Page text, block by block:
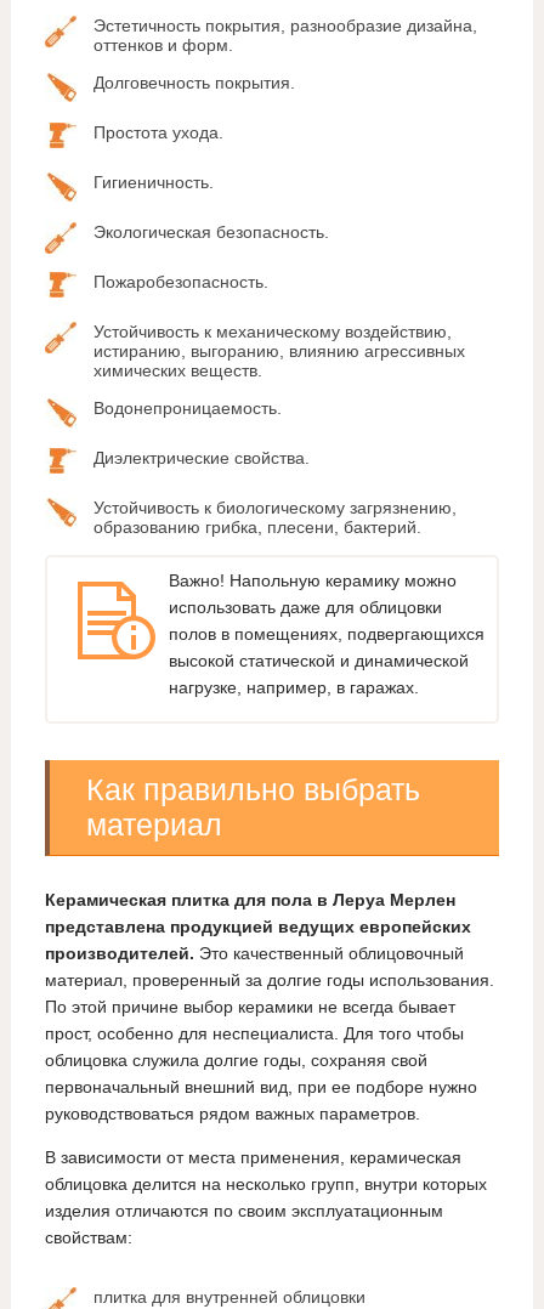
Эстетичность покрытия, разнообразие дизайна,
оттенков и форм.
Долговечность покрытия.
Простота ухода.
Гигиеничность.
Экологическая безопасность.
Пожаробезопасность.
Устойчивость к механическому воздействию,
истиранию, выгоранию, влиянию агрессивных
химических веществ.
Водонепроницаемость.
Диэлектрические свойства.
Устойчивость к биологическому загрязнению,
образованию грибка, плесени, бактерий.
Важно! Напольную керамику можно
использовать даже для облицовки
полов в помещениях, подвергающихся
высокой статической и динамической
нагрузке, например, в гаражах.
Как правильно выбрать
материал
Керамическая плитка для пола в Леруа Мерлен
представлена продукцией ведущих европейских
производителей. Это качественный облицовочный
материал, проверенный за долгие годы использования.
По этой причине выбор керамики не всегда бывает
прост, особенно для неспециалиста. Для того чтобы
облицовка служила долгие годы, сохраняя свой
первоначальный внешний вид, при ее подборе нужно
руководствоваться рядом важных параметров.
В зависимости от места применения, керамическая
облицовка делится на несколько групп, внутри которых
изделия отличаются по своим эксплуатационным
свойствам:
плитка для внутренней облицовки